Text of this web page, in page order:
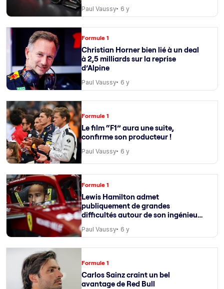
Paul Vaussy 6 y
Formule 1
Christian Horner bien lié à un deal
à 2,5 milliards sur la reprise
d’Alpine
Paul Vaussy 6 y
Formule 1
Le film “F1” aura une suite,
confirme son producteur !
Paul Vaussy 6 y
Formule 1
Lewis Hamilton admet
publiquement de grandes
difficultés autour de son ingénieur
Paul Vaussy 6 y
Formule 1
Carlos Sainz craint un bel
avantage de Red Bull